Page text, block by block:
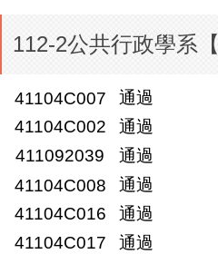
112-2公共行政學系
41104C007 通過
41104C002
通過
411092039
通過
41104C008
通過
41104C016
通過
41104C017
通過